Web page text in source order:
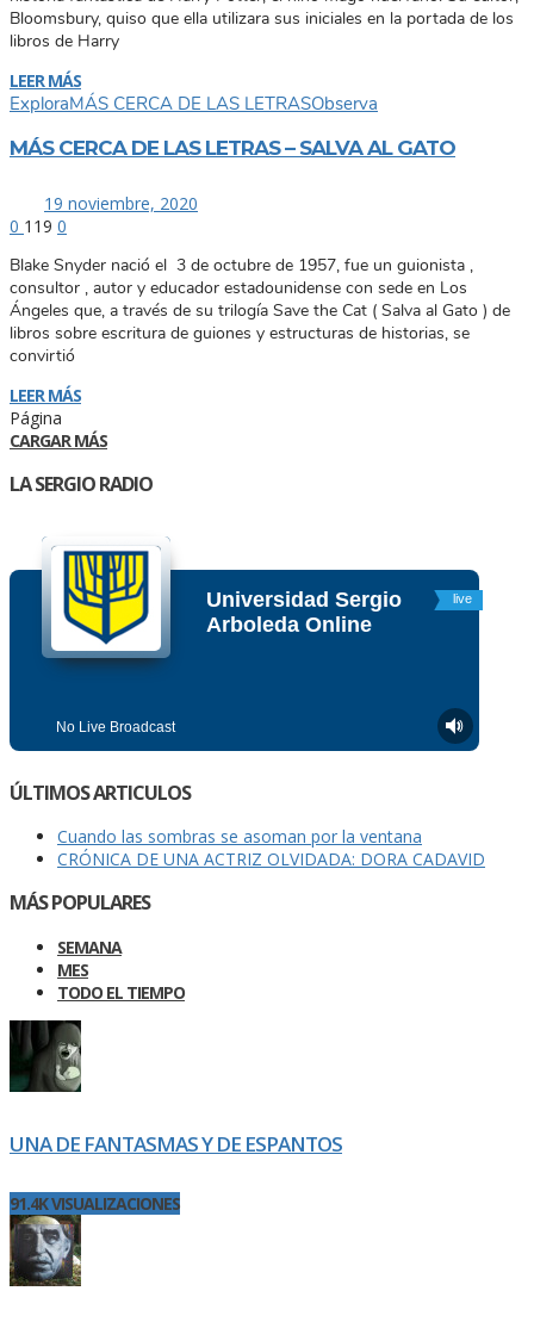
Bloomsbury, quiso que ella utilizara sus iniciales en la portada de los
libros de Harry
LEER MÁS
ExploraMÁS CERCA DE LAS LETRASObserva
MÁS CERCA DE LAS LETRAS – SALVA AL GATO
19 noviembre, 2020
0 119 0
Blake Snyder nació el 3 de octubre de 1957, fue un guionista ,
consultor , autor y educador estadounidense con sede en Los
Ángeles que, a través de su trilogía Save the Cat ( Salva al Gato ) de
libros sobre escritura de guiones y estructuras de historias, se
convirtió
LEER MÁS
Página
CARGAR MÁS
LA SERGIO RADIO
ÚLTIMOS ARTICULOS
Cuando las sombras se asoman por la ventana
CRÓNICA DE UNA ACTRIZ OLVIDADA: DORA CADAVID
MÁS POPULARES
SEMANA
MES
TODO EL TIEMPO
UNA DE FANTASMAS Y DE ESPANTOS
91.4K VISUALIZACIONES